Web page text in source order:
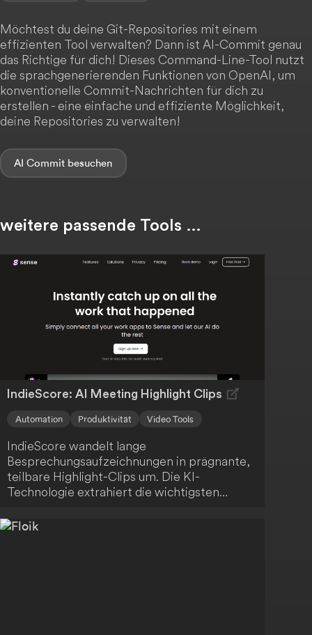
Möchtest du deine Git-Repositories mit einem
effizienten Tool verwalten? Dann ist AI-Commit genau
das Richtige für dich! Dieses Command-Line-Tool nutzt
die sprachgenerierenden Funktionen von OpenAI, um
konventionelle Commit-Nachrichten für dich zu
erstellen - eine einfache und effiziente Möglichkeit,
deine Repositories zu verwalten!
AI Commit
weitere passende Tools …
IndieScore: AI Meeting Highlight Clips
Automation Produktivität Video Tools
IndieScore wandelt lange
Besprechungsaufzeichnungen in prägnante,
teilbare Highlight-Clips um. Die KI-
Technologie extrahiert die wichtigsten
Team oder deine Kunden nur mit den